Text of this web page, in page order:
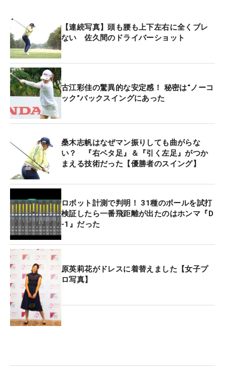
【連続写真】頭も腰も上下左右に全くブレ
ない 佐久間のドライバーショット
古江彩佳の驚異的な安定感！ 秘密は“ノーコ
ック”バックスイングにあった
桑木志帆はなぜマン振りしても曲がらな
い？ 『右ベタ足』＆『引く左足』がつか
まえる技術だった【優勝者のスイング】
ロボット計測で判明！ 31種のボールを試打
検証したら一番飛距離が出たのはホンマ『D
-1』だった
原英莉花がドレスに着替えました【女子プ
ロ写真】